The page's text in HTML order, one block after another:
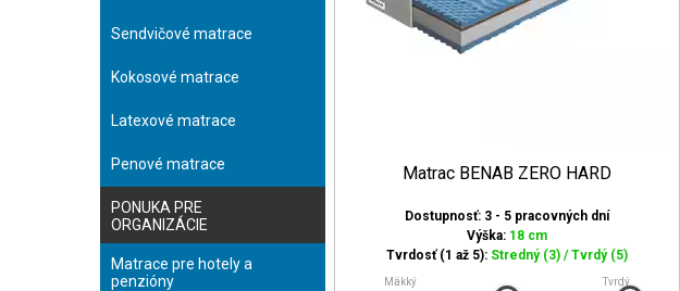
Sendvičové matrace
Kokosové matrace
Latexové matrace
Penové matrace
PONUKA PRE
ORGANIZÁCIE
Matrace pre hotely a
penzióny
Matrac BENAB ZERO HARD
Dostupnosť: 3 - 5 pracovných dní
Výška: 18 cm
Tvrdosť (1 až 5): Stredný (3) / Tvrdý (5)
Mäkký Tvrdý